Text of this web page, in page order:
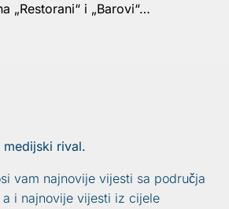
„Restorani“ i „Barovi“…
medijski rival.
vam najnovije vijesti sa područja
i najnovije vijesti iz cijele